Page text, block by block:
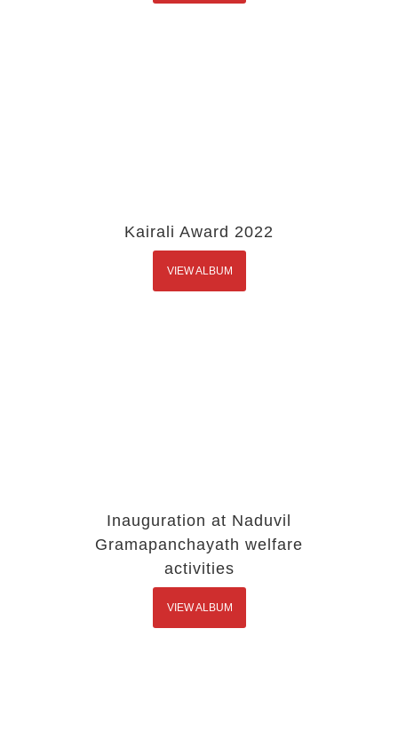
Kairali Award 2022
VIEW ALBUM
Inauguration at Naduvil
Gramapanchayath welfare
activities
VIEW ALBUM